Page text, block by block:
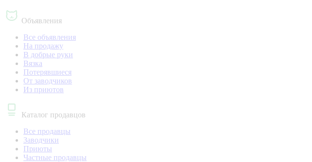
Объявления
Все объявления
На продажу
В добрые руки
Вязка
Потерявшиеся
От заводчиков
Из приютов
Каталог продавцов
Все продавцы
Заводчики
Приюты
Частные продавцы